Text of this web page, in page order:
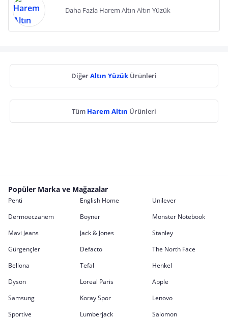
Daha Fazla Harem Altın Altın Yüzük
DiğerAltın Yüzük Ürünleri
Tüm Harem Altın Ürünleri
Popüler Marka ve Mağazalar
Penti English Home
Unilever
Dermoeczanem
Boyner
Monster Notebook
Mavi Jeans
Jack & Jones
Stanley
Gürgençler
Defacto
The North Face
Bellona
Tefal
Henkel
Dyson
Loreal Paris
Apple
Samsung
Koray Spor
Lenovo
Sportive
Lumberjack Salomon